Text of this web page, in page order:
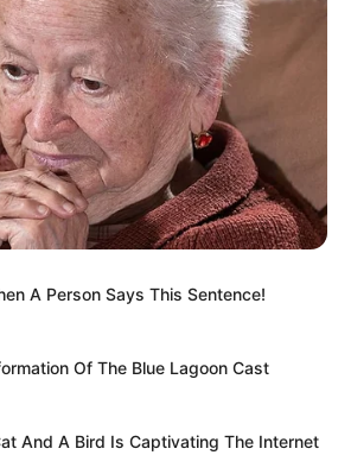
A Person Says This Sentence!
Of The Blue Lagoon Cast
And A Bird Is Captivating The Internet